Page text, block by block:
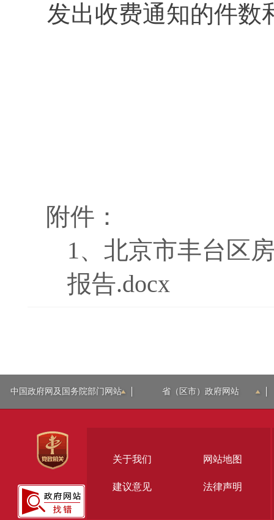
发出收费通知的件数
附件：
1、 北京市丰台区
报告.docx
中国政府网及国务院部门网站 省（区市）政府网站
关于我们 网站地图
建议意见 法律声明